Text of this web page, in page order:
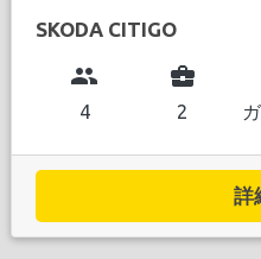
SKODA CITIGO
group
4
business_center
2
詳